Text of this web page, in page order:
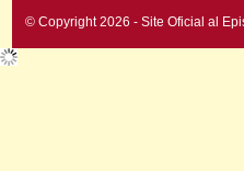
© Copyright 2026 - Site Oficial al